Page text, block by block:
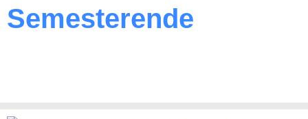
Semesterende